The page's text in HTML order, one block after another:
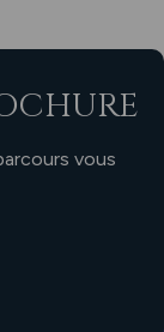
vous